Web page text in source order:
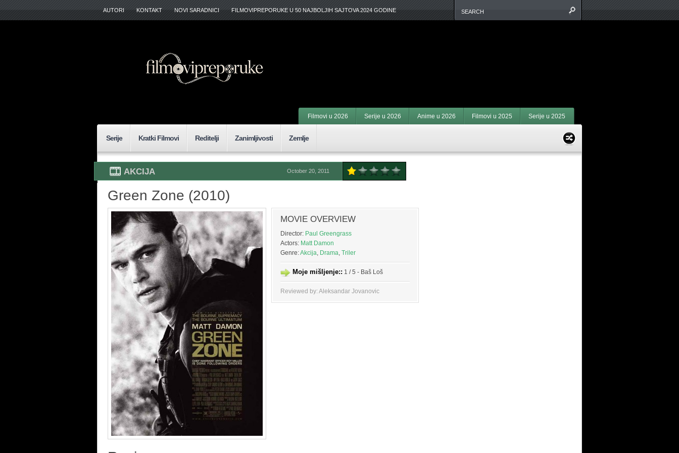
AUTORI KONTAKT NOVI SARADNICI FILMOVIPREPORUKE U 50 NAJBOLJIH SAJTOVA 2024 GODINE
Filmovi u 2026 Serije u 2026 Anime u 2026 Filmovi u 2025 Serije u 2025
Serije Kratki Filmovi Reditelji Zanimljivosti Zemlje
AKCIJA October 20, 2011
Green Zone (2010)
MOVIE OVERVIEW
Director: Paul Greengrass
Actors: Matt Damon
Genre:Akcija Drama Triler
Moje mišljenje:: 1 / 5 - Baš Loš
Reviewed by: Aleksandar Jovanovic